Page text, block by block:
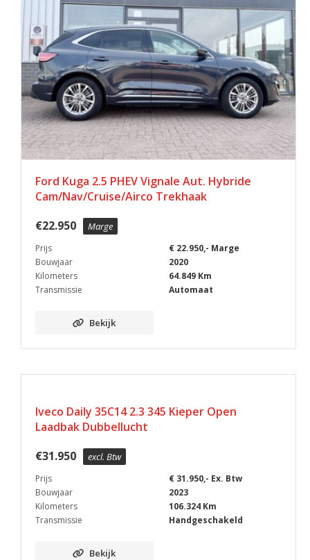
Ford Kuga 2.5 PHEV Vignale Aut. Hybride
Cam/Nav/Cruise/Airco Trekhaak
€22.950 Marge
Prijs
€ 22.950,- Marge
Bouwjaar
2020
Kilometers
64.849 Km
Transmissie
Automaat
Bekijk
Iveco Daily 35C14 2.3 345 Kieper Open
Laadbak Dubbellucht
€31.950 excl. Btw
Prijs
€ 31.950,- Ex. Btw
Bouwjaar
2023
Kilometers
106.324 Km
Transmissie
Handgeschakeld
Bekijk